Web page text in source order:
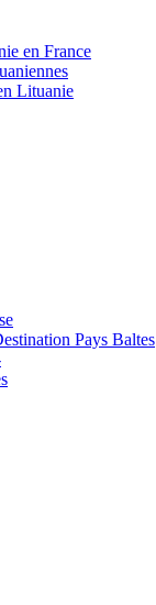
en France
Lituanie
Pays Baltes